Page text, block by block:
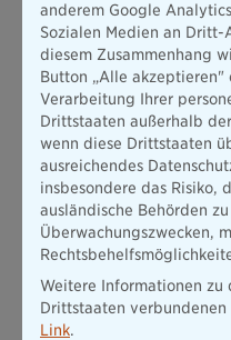
nicht nur im Produkt,
Eigentümer verlassen sich
einmalige
Elementarschäden,
Gebäudeschäden werden
Das Ergebnis ist eine
vorhanden, Risiken bleiben
Umfeld kommt Vermittlern
Sie sind die einzigen
bewerten, verständlich
anstoßen können.
über den Abschluss
Schutz des Zuhauses.
PrimeHome: Antwort auf
anderem Google
Sozialen Medien an
diesem Zusammenhang
Button „Alle akzeptieren"
Verarbeitung Ihrer
Drittstaaten außerhalb
wenn diese Drittstaaten
ausreichendes
insbesondere das Risiko,
ausländische Behörden
Überwachungszwecken,
Weitere Informationen zu
Drittstaaten
Link.